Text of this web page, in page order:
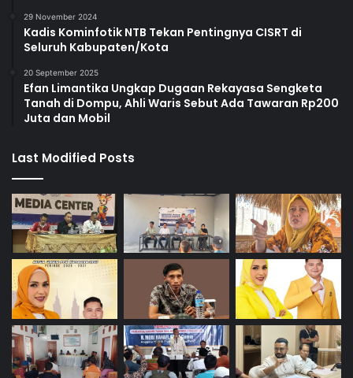
29 November 2024
Kadis Kominfotik NTB Tekan Pentingnya CISRT di
Seluruh Kabupaten/Kota
20 September 2025
Efan Limantika Ungkap Dugaan Rekayasa Sengketa
Tanah di Dompu, Ahli Waris Sebut Ada Tawaran Rp200
Juta dan Mobil
Last Modified Posts